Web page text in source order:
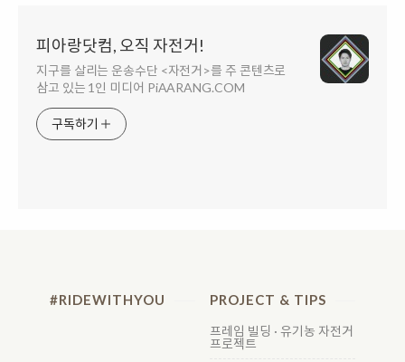
피아랑닷컴, 오직 자전거!
지구를 살리는 운송수단 <자전거>를 주 콘텐츠로
삼고 있는 1인 미디어 PiAARANG.COM
구독하기
#RIDEWITHYOU PROJECT & TIPS
프레임 빌딩 · 유기농 자전거
프로젝트